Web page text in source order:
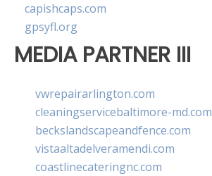
capishcaps.com
gpsyfl.org
MEDIA PARTNER III
vwrepairarlington.com
cleaningservicebaltimore-md.com
beckslandscapeandfence.com
vistaaltadelveramendi.com
coastlinecateringnc.com